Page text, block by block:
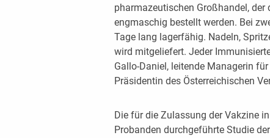
pharmazeutischen Großhandel, der
engmaschig bestellt werden. Bei
Tage lang lagerfähig. Nadeln,
wird mitgeliefert. Jeder
Gallo-Daniel, leitende Managerin
Präsidentin des Österreichischen
Die für die Zulassung der Vakzine
Probanden durchgeführte Studie